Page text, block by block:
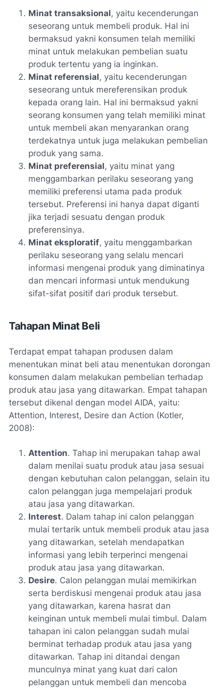
Minat transaksional, yaitu kecenderungan
seseorang untuk membeli produk. Hal ini
bermaksud yakni konsumen telah memiliki
minat untuk melakukan pembelian suatu
produk tertentu yang ia inginkan.
Minat referensial, yaitu kecenderungan
seseorang untuk mereferensikan produk
kepada orang lain. Hal ini bermaksud yakni
seorang konsumen yang telah memiliki minat
untuk membeli akan menyarankan orang
terdekatnya untuk juga melakukan pembelian
produk yang sama.
Minat preferensial, yaitu minat yang
menggambarkan perilaku seseorang yang
memiliki preferensi utama pada produk
tersebut. Preferensi ini hanya dapat diganti
jika terjadi sesuatu dengan produk
preferensinya.
Minat eksploratif, yaitu menggambarkan
perilaku seseorang yang selalu mencari
informasi mengenai produk yang diminatinya
dan mencari informasi untuk mendukung
sifat-sifat positif dari produk tersebut.
Tahapan Minat Beli
Terdapat empat tahapan produsen dalam
menentukan minat beli atau menentukan dorongan
konsumen dalam melakukan pembelian terhadap
produk atau jasa yang ditawarkan. Empat tahapan
tersebut dikenal dengan model AIDA, yaitu:
Attention, Interest, Desire dan Action (Kotler,
2008):
Attention. Tahap ini merupakan tahap awal
dalam menilai suatu produk atau jasa sesuai
dengan kebutuhan calon pelanggan, selain itu
calon pelanggan juga mempelajari produk
atau jasa yang ditawarkan.
Interest. Dalam tahap ini calon pelanggan
mulai tertarik untuk membeli produk atau jasa
yang ditawarkan, setelah mendapatkan
informasi yang lebih terperinci mengenai
produk atau jasa yang ditawarkan.
Desire. Calon pelanggan mulai memikirkan
serta berdiskusi mengenai produk atau jasa
yang ditawarkan, karena hasrat dan
keinginan untuk membeli mulai timbul. Dalam
tahapan ini calon pelanggan sudah mulai
berminat terhadap produk atau jasa yang
ditawarkan. Tahap ini ditandai dengan
munculnya minat yang kuat dari calon
pelanggan untuk membeli dan mencoba